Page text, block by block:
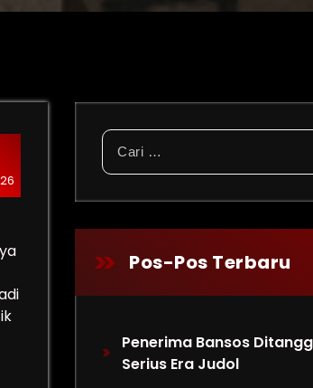
Cari
untuk:
Pos-Pos Terbaru
Penerima Bansos
Serius Era Judol